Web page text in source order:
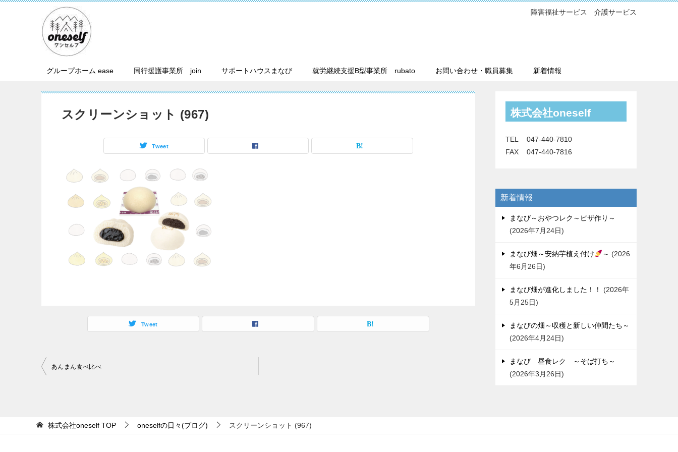
障害福祉サービス 介護サービス
グループホーム ease 同行援護事業所 join サポートハウスまなび 就労継続支援B型事業所 rubato お問い合わせ・職員募集 新着情報
スクリーンショット (967)
Tweet
Tweet
投
あんまん食べ比べ
株式会社oneself
TEL 047-440-7810
FAX 047-440-7816
新着情報
まなび～おやつレク～ピザ作り～
2026年7月24日
まなび畑～安納芋植え付け ～
2026
年6月26日
まなび畑が進化しました！！
2026年
5月25日
まなびの畑～収穫と新しい仲間たち～
2026年4月24日
まなび 昼食レク ～そば打ち～
2026年3月26日
株式会社oneself TOP oneselfの日々(ブログ) スクリーンショット (967)